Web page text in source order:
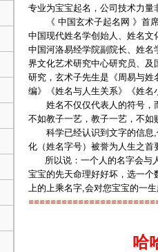
专业为宝宝起名，公司技术力
《 中国玄术子起名网 》首席
中国现代姓名学创始人、姓名
中国河洛易经学院副院长、姓
界文化艺术研究中心研究员、
研究，玄术子先生是《周易与
编》《姓名与人生关系》《姓
姓名不仅仅代表人的符号，而
不如教子一艺，教子一艺，不
科学已经认识到文字的信息,
化（姓名字号）被誉为人生之
所以说：一个人的名字会与人
宝宝的先天命理好好坏，选一
上的上乘名字,会对您宝宝的一
哈